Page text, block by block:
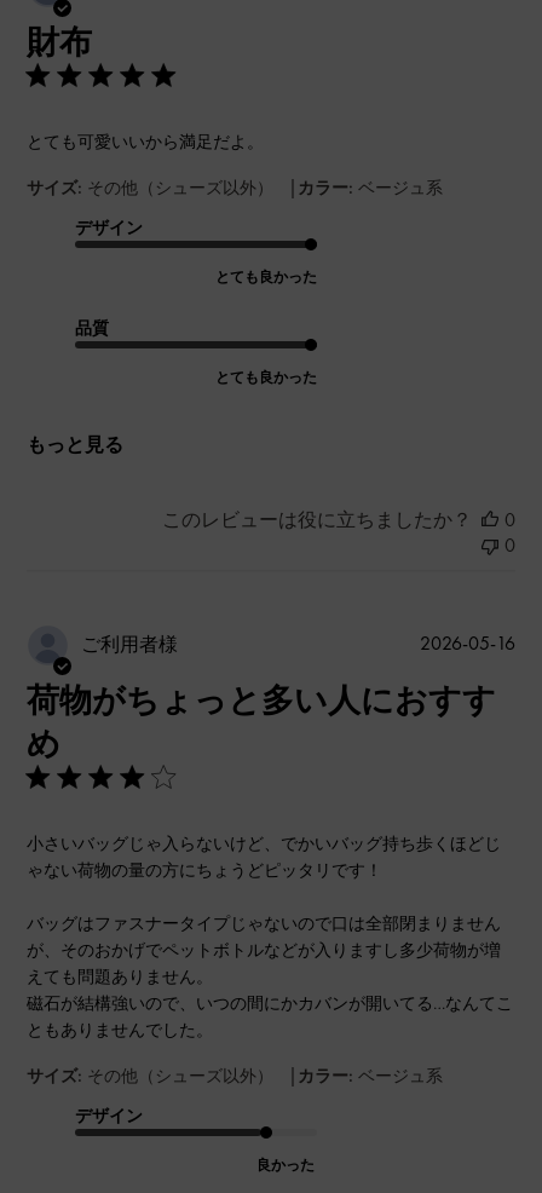
財布
とても可愛いいから満足だよ。
サイズ: その他（シューズ以外） | カラー: ベージュ系
デザイン
とても良かった
品質
とても良かった
もっと見る
このレビューは役に立ちましたか？
0
0
ご利用者様
荷物がちょっと多い人におすす
め
小さいバッグじゃ入らないけど、でかいバッグ持ち歩くほどじ
ゃない荷物の量の方にちょうどピッタリです！
バッグはファスナータイプじゃないので口は全部閉まりません
が、そのおかげでペットボトルなどが入りますし多少荷物が増
えても問題ありません。
磁石が結構強いので、いつの間にかカバンが開いてる…なんてこ
ともありませんでした。
サイズ: その他（シューズ以外） | カラー: ベージュ系
デザイン
良かった
公
2026-05-16